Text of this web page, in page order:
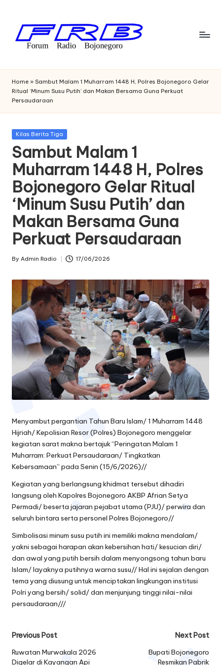
content
F
o
r
u
m
R
a
di
o
B
oj
o
e
g
o
r
o
Bojonegoro
Home » Sambut Malam 1 Muharram 1448 H, Polres Bojonegoro Gelar
Ritual ‘Minum Susu Putih’ dan Makan Bersama Guna Perkuat
Persaudaraan
Posted
Kilas Berita Tiga
Sambut Malam 1
Muharram 1448 H, Polres
Bojonegoro Gelar Ritual
‘Minum Susu Putih’ dan
Makan Bersama Guna
Perkuat Persaudaraan
Posted
By Admin Radio 17/06/2026
Menyambut pergantian Tahun Baru Islam/ 1 Muharram 1448
Hijriah/ Kepolisian Resor (Polres) Bojonegoro menggelar
kegiatan sarat makna bertajuk “Peringatan Malam 1
Muharram: Perkuat Persaudaraan/ Tingkatkan
Kebersamaan” pada Senin (15/6/2026)//
Kegiatan yang berlangsung khidmat tersebut dihadiri
langsung oleh Kapolres Bojonegoro AKBP Afrian Setya
Permadi/ beserta jajaran pejabat utama (PJU)/ perwira dan
seluruh bintara serta personel Polres Bojonegoro//
Simbolisasi minum susu putih ini memiliki makna mendalam/
yakni sebagai harapan akan kebersihan hati/ kesucian diri/
dan awal yang putih bersih dalam menyongsong tahun baru
Islam/ layaknya putihnya warna susu// Hal ini sejalan dengan
tema yang diusung untuk menciptakan lingkungan institusi
Polri yang bersih/ solid/ dan menjunjung tinggi nilai-nilai
persaudaraan///
Post
navigation
Previous Post
Ruwatan Murwakala 2026
Digelar di Kayangan Api
Next Post
Bupati Bojonegoro
Resmikan Pabrik